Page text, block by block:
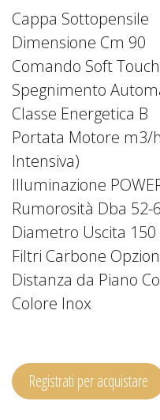
Cappa Sottopensile
Dimensione Cm 90
Comando Soft
Spegnimento
Classe Energetica B
Portata Motore m3/
Intensiva)
Illuminazione
Rumorosità Dba 52-
Diametro Uscita
Filtri Carbone
Distanza da Piano
Colore Inox
Registrati per acquistare